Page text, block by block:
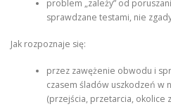
problem „zależy” od
sprawdzane testami, nie
Jak rozpoznaje się:
przez zawężenie obwodu i
czasem śladów uszkodzeń w
(przejścia, przetarcia, okolice